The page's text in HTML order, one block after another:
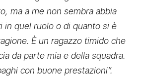
ma a me non sembra abbia
in quel ruolo o di quanto si è
È un ragazzo timido che
da parte mia e della squadra.
con buone prestazioni”.